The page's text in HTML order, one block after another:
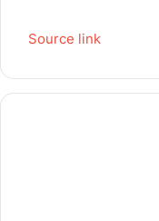
Source link